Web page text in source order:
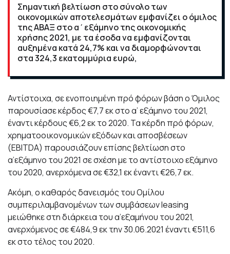
Σημαντική βελτίωση στο σύνολο των
οικονομικών αποτελεσμάτων εμφανίζει ο όμιλος
της ΑΒΑΞ στο α΄εξάμηνο της οικονομικής
χρήσης 2021, με τα έσοδα να εμφανίζονται
αυξημένα κατά 24,7% και να διαμορφώνονται
στα 324,3 εκατομμύρια ευρώ,
Αντίστοιχα, σε ενοποιημένη πρό φόρων βάση ο Όμιλος
παρουσίασε κέρδος €7,7 εκ στο α’ εξάμηνο του 2021,
έναντι κέρδους €6,2 εκ το 2020. Τα κέρδη πρό φόρων,
χρηματοοικονομικών εξόδων και αποσβέσεων
(EBITDA) παρουσιάζουν επίσης βελτίωση στο
α’εξάμηνο του 2021 σε σχέση με το αντίστοιχο εξάμηνο
του 2020, ανερχόμενα σε €32,1 εκ έναντι €26,7 εκ.
Ακόμη, ο καθαρός δανεισμός του Ομίλου
συμπεριλαμβανομένων των συμβάσεων leasing
μειώθηκε στη διάρκεια του α’εξαμήνου του 2021,
ανερχόμενος σε €484,9 εκ την 30.06.2021 έναντι €511,6
εκ στο τέλος του 2020.